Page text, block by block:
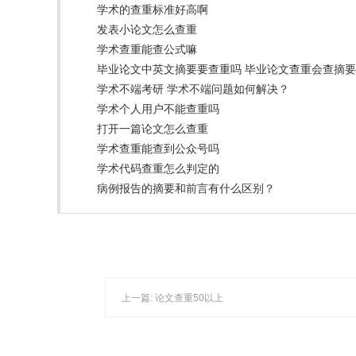
学术的查重标准好高啊
发表小论文怎么查重
学术查重能查公式嘛
毕业论文中英文摘要要查重吗 毕业论文查重会查摘
学术不端考研 学术不端问题如何解决？
学术个人用户不能查重吗
打开一篇论文怎么查重
学术查重能查到公众号吗
学术代码查重怎么判定的
病例报告的摘要和前言有什么区别？
上一篇: 论文查重50以上